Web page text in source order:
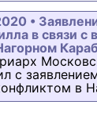
•
в связи
с
в